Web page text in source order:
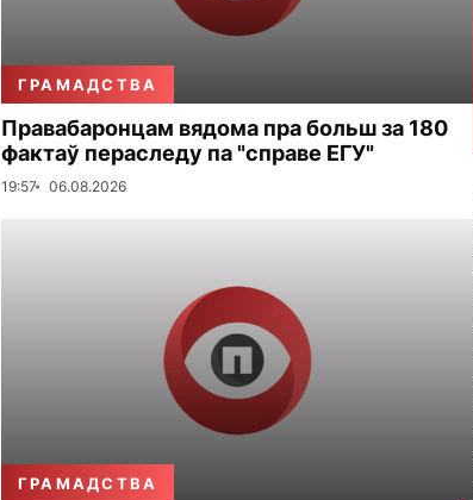
ГРАМАДСТВА
Правабаронцам вядома пра больш за 180
фактаў пераследу па "справе ЕГУ"
19:57 06.08.2026
ГРАМАДСТВА